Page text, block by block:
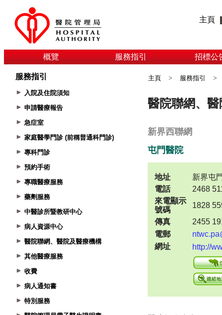
主頁
概覽 服務指引 招標公
服務指引
入院及住院須知
申請醫療報告
急症室
家庭醫學門診 (前稱普通科門診)
專科門診
預約手術
專職醫療服務
藥劑服務
中醫診所暨教研中心
病人資源中心
醫院聯網、醫院及醫療機構
其他醫療服務
收費
病人通知書
特別服務
主頁 > 服務指引 >